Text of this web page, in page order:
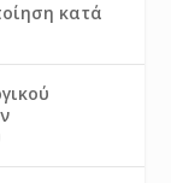
κατά